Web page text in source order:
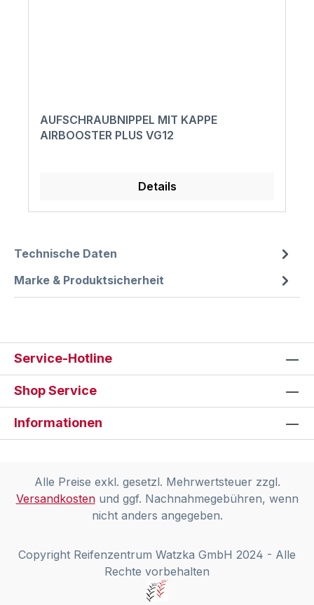
AUFSCHRAUBNIPPEL MIT KAPPE
AIRBOOSTER PLUS VG12
Details
Technische Daten
Marke & Produktsicherheit
Service-Hotline
Shop Service
Informationen
Alle Preise exkl. gesetzl. Mehrwertsteuer zzgl.
Versandkostenund ggf. Nachnahmegebühren, wenn
nicht anders angegeben.
Copyright Reifenzentrum Watzka GmbH 2024 - Alle
Rechte vorbehalten